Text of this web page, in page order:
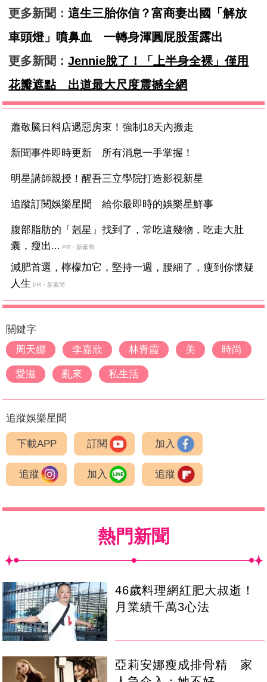
更多新聞：這生三胎你信？富商妻出國「解放
車頭燈」噴鼻血 一轉身渾圓屁股蛋露出
更多新聞：Jennie脫了！「上半身全裸」僅用
花瓣遮點 出道最大尺度震撼全網
蕭敬騰日料店遇惡房東！強制18天內搬走
新聞事件即時更新 所有消息一手掌握！
明星講師親授！醒吾三立學院打造影視新星
追蹤訂閱娛樂星聞 給你最即時的娛樂星鮮事
腹部脂肪的「剋星」找到了，常吃這幾物，吃走大肚
囊，瘦出... PR・新素簡
減肥首選，檸檬加它，堅持一週，腰細了，瘦到你懷疑
人生 PR・新素簡
關鍵字
周天娜
李嘉欣 林青霞 美 時尚
愛滋 亂來 私生活
追蹤娛樂星聞
下載APP 訂閱 加入
追蹤 加入 追蹤
熱門新聞
46歲料理網紅肥大叔逝！
月業績千萬3心法
亞莉安娜瘦成排骨精 家